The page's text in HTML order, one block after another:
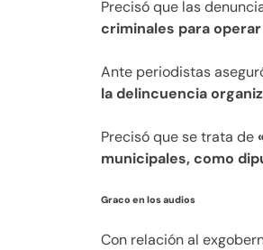
Precisó que las
criminales para
Ante periodistas
la delincuencia
Precisó que se trata de
municipales, como
Graco en los audios
Con relación al